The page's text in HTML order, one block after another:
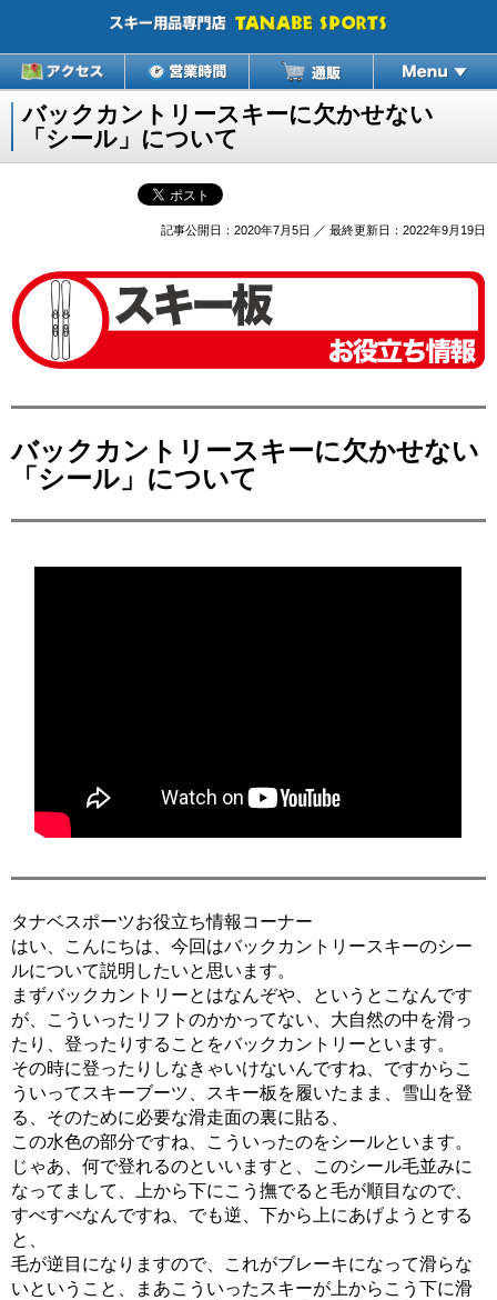
バックカントリースキーに欠かせない
「シール」について
記事公開日：2020年7月5日 ／ 最終更新日：2022年9月19日
バックカントリースキーに欠かせない
「シール」について
タナベスポーツお役立ち情報コーナー
はい、こんにちは、今回はバックカントリースキーのシー
ルについて説明したいと思います。
まずバックカントリーとはなんぞや、というとこなんです
が、こういったリフトのかかってない、大自然の中を滑っ
たり、登ったりすることをバックカントリーといます。
その時に登ったりしなきゃいけないんですね、ですからこ
ういってスキーブーツ、スキー板を履いたまま、雪山を登
る、そのために必要な滑走面の裏に貼る、
この水色の部分ですね、こういったのをシールといます。
じゃあ、何で登れるのといいますと、このシール毛並みに
なってまして、上から下にこう撫でると毛が順目なので、
すべすべなんですね、でも逆、下から上にあげようとする
と、
毛が逆目になりますので、これがブレーキになって滑らな
いということ、まあこういったスキーが上からこう下に滑